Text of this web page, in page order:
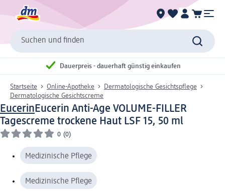
Suchen und finden
Dauerpreis - dauerhaft günstig einkaufen
Startseite Online-Apotheke
Dermatologische Gesichtspflege
Dermatologische Gesichtscreme
EucerinEucerin Anti-Age VOLUME-FILLER
Tagescreme trockene Haut LSF 15, 50 ml
0 (0)
Medizinische Pflege
Medizinische Pflege